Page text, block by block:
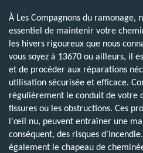
À Les Compagnons du ramonage,
essentiel de maintenir votre
les hivers rigoureux que nous
vous soyez à 13670 ou ailleurs, il
et de procéder aux réparations
utilisation sécurisée et efficace.
régulièrement le conduit de votre
fissures ou les obstructions. Ces
l'œil nu, peuvent entraîner une
conséquent, des risques
également le chapeau de